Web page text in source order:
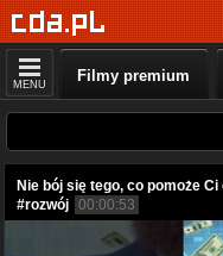
MENU Filmy premium
Nie bój się tego, co pomoże
#rozwój 00:00:53